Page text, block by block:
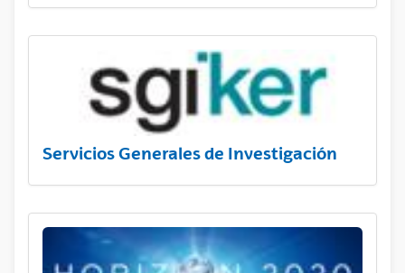
Servicios Generales de Investigación